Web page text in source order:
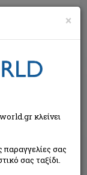
×
κλείνει
παραγγελίες σας
σας ταξίδι.